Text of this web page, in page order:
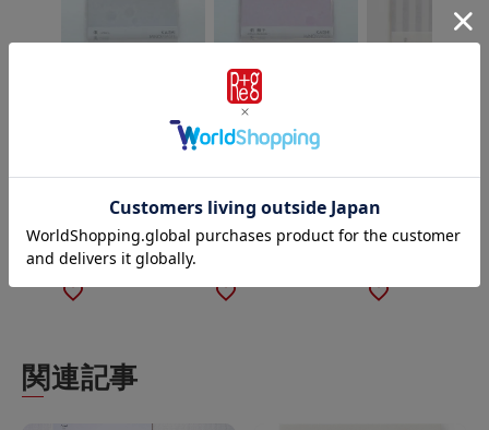
税込
懐紙〈俄 撫子〉
Re+gセレクト
¥550税込 ¥550税込
関連記事